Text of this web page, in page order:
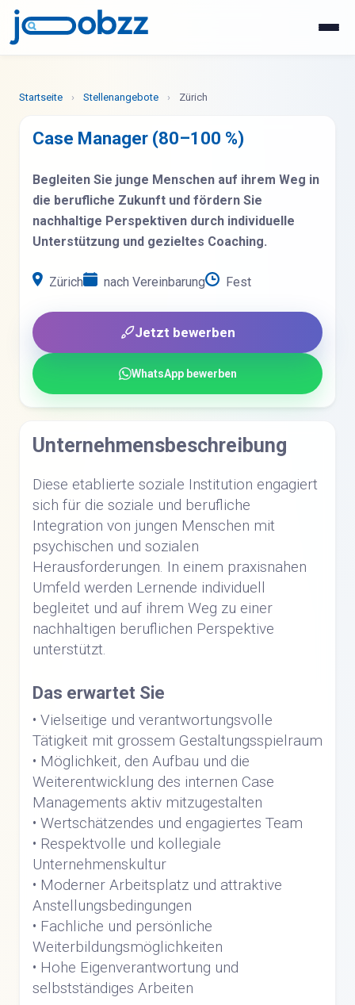
Startseite › Stellenangebote › Zürich
Case Manager (80–100 %)
Begleiten Sie junge Menschen auf ihrem Weg in
die berufliche Zukunft und fördern Sie
nachhaltige Perspektiven durch individuelle
Unterstützung und gezieltes Coaching.
Zürich nach Vereinbarung Fest
Jetzt bewerben
WhatsApp bewerben
Unternehmensbeschreibung
Diese etablierte soziale Institution engagiert
sich für die soziale und berufliche
Integration von jungen Menschen mit
psychischen und sozialen
Herausforderungen. In einem praxisnahen
Umfeld werden Lernende individuell
begleitet und auf ihrem Weg zu einer
nachhaltigen beruflichen Perspektive
unterstützt.
Das erwartet Sie
• Vielseitige und verantwortungsvolle
Tätigkeit mit grossem Gestaltungsspielraum
• Möglichkeit, den Aufbau und die
Weiterentwicklung des internen Case
Managements aktiv mitzugestalten
• Wertschätzendes und engagiertes Team
• Respektvolle und kollegiale
Unternehmenskultur
• Moderner Arbeitsplatz und attraktive
Anstellungsbedingungen
• Fachliche und persönliche
Weiterbildungsmöglichkeiten
• Hohe Eigenverantwortung und
selbstständiges Arbeiten